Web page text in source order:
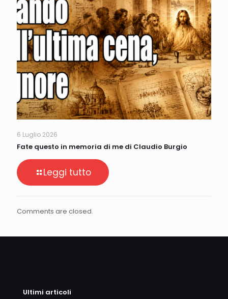
6 Luglio 2026
Fate questo in memoria di me di Claudio Burgio
Leggi tutto
Comments are closed.
Ultimi articoli